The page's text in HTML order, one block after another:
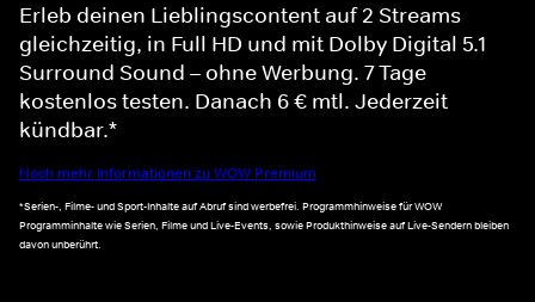
Erleb deinen Lieblingscontent auf 2 Streams
gleichzeitig, in Full HD und mit Dolby Digital 5.1
Surround Sound – ohne Werbung. 7 Tage
kostenlos testen. Danach 6 € mtl. Jederzeit
kündbar.*
Noch mehr Informationen zu WOW Premium
*Serien-, Filme- und Sport-Inhalte auf Abruf sind werbefrei. Programmhinweise für WOW
Programminhalte wie Serien, Filme und Live-Events, sowie Produkthinweise auf Live-Sendern bleiben
davon unberührt.